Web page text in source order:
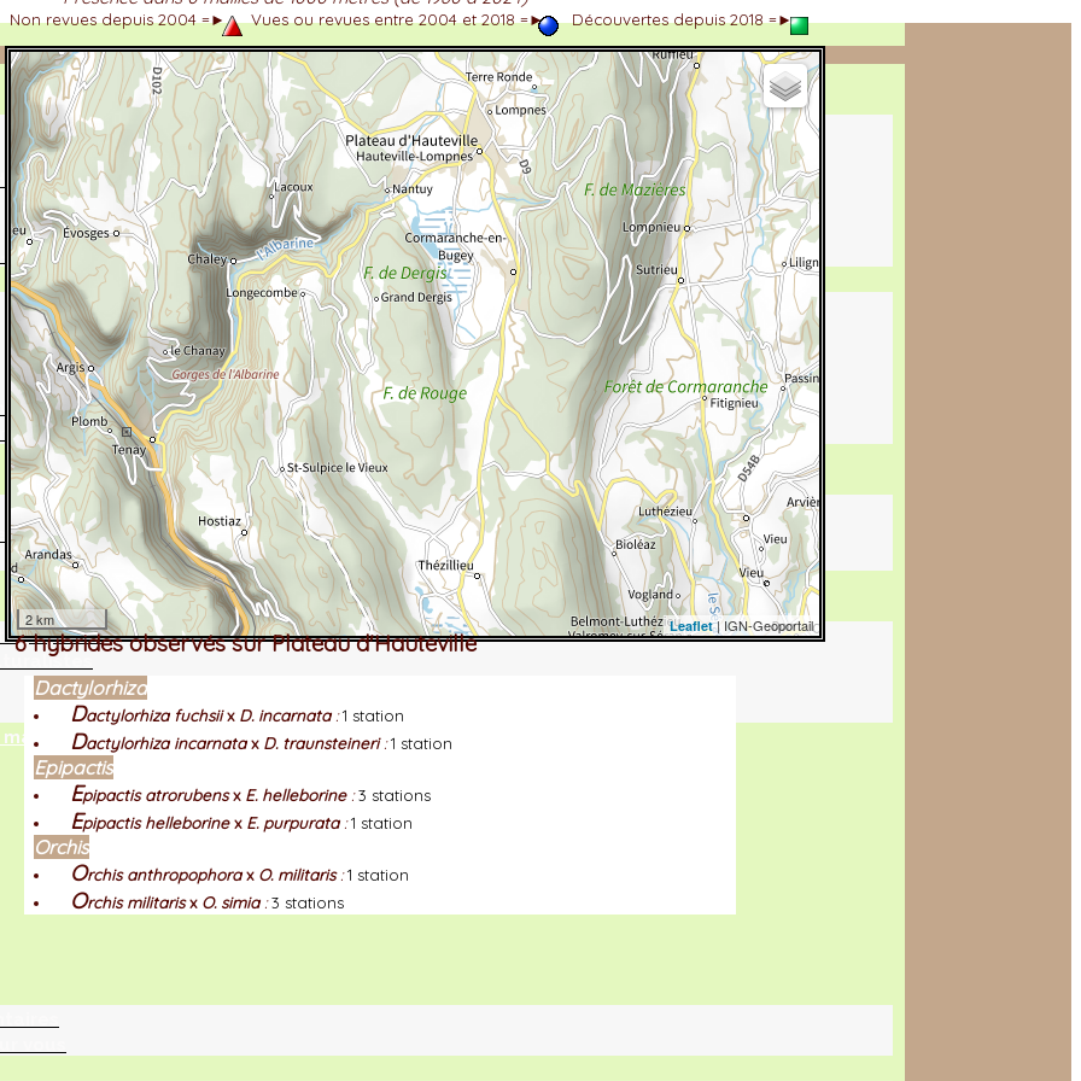
Alpes
cotations UICN)
?
vous
2 km Leaflet| IGN-Geoportail
6 hybrides observés sur Plateau d'Hauteville
Dactylorhiza
Dactylorhiza fuchsiix D. incarnata:1 station
Dactylorhiza incarnatax D. traunsteineri:1 station
Epipactis
Epipactis atrorubensx E. helleborine:3 stations
Epipactis helleborinex E. purpurata:1 station
Orchis
Orchis anthropophorax O. militaris:1 station
Orchis militarisx O. simia:3 stations
Non revues depuis 2004 =► Vues ou revues entre 2004 et 2018 =► Découvertes depuis 2018 =►